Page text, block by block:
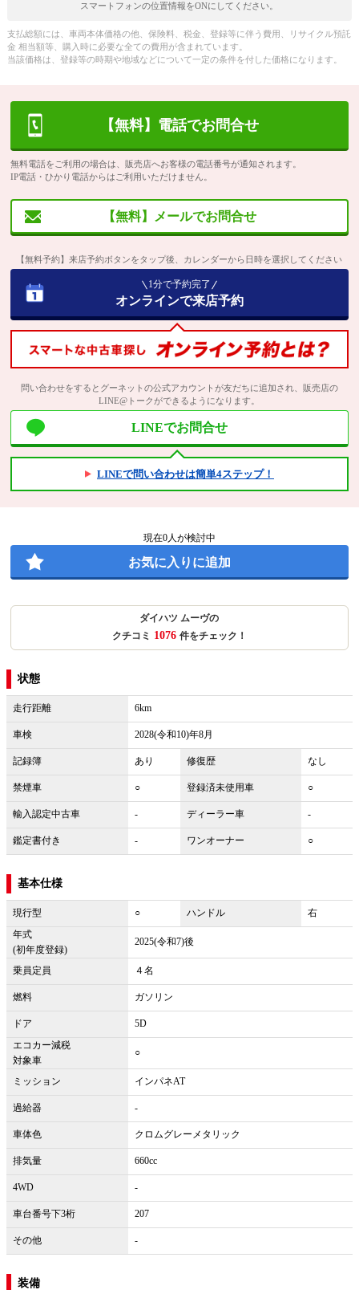
スマートフォンの位置情報をONにしてください。
支払総額には、車両本体価格の他、保険料、税金、登録等に伴う費用、リサイクル預託
金 相当額等、購入時に必要な全ての費用が含まれています。
当該価格は、登録等の時期や地域などについて一定の条件を付した価格になります。
【無料】電話でお問合せ
無料電話をご利用の場合は、販売店へお客様の電話番号が通知されます。
IP電話・ひかり電話からはご利用いただけません。
【無料】メールでお問合せ
【無料予約】来店予約ボタンをタップ後、カレンダーから日時を選択してください
1分で予約完了
オンラインで来店予約
問い合わせをするとグーネットの公式アカウントが友だちに追加され、販売店の
LINE@トークができるようになります。
LINEでお問合せ
LINEで問い合わせは簡単4ステップ！
現在0人が検討中
お気に入りに追加
ダイハツ ムーヴの
クチコミ 1076 件をチェック！
状態
走行距離 6km
車検 2028(令和10)年8月
記録簿 あり 修復歴 なし
禁煙車 ○ 登録済未使用車 ○
輸入認定中古車 - ディーラー車 -
鑑定書付き - ワンオーナー ○
基本仕様
現行型 ○ ハンドル
右
年式
(初年度登録)
2025(令和7)後
乗員定員 ４名
燃料 ガソリン
ドア
5D
エコカー減税
対象車
○
ミッション インパネAT
過給器 -
車体色 クロムグレーメタリック
排気量 660cc
4WD -
車台番号下3桁 207
その他 -
装備